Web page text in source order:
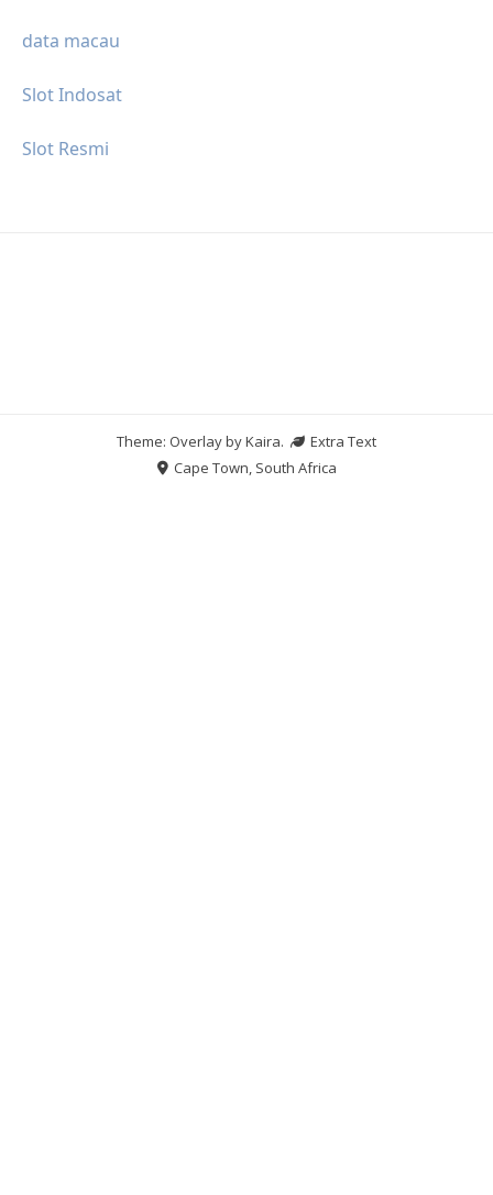
data macau
Slot Indosat
Slot Resmi
Theme: Overlay byKaira.
Extra Text
Cape Town, South Africa